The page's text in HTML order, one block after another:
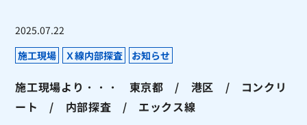
2025.07.22
施工現場
Ｘ線内部探査 お知らせ
施工現場より・・・ 東京都 / 港区 / コンクリ
ート / 内部探査 / エックス線